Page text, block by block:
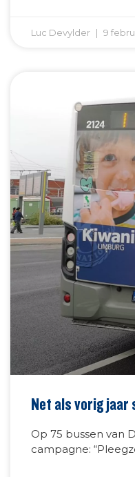
Luc Devylder 9
Net als vorig jaar
Op 75 bussen van
campagne: